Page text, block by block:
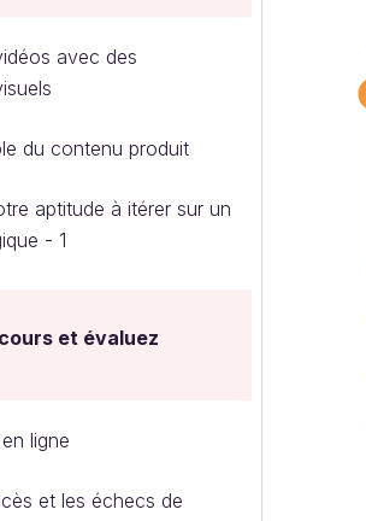
avec des
du contenu produit
aptitude à itérer sur un
- 1
et évaluez
ligne
et les échecs de